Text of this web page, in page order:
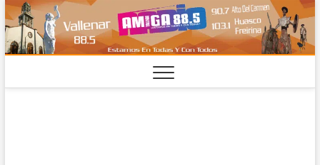
Saltar
al
contenido